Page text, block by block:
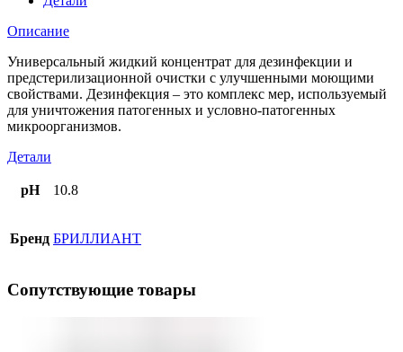
Описание
Универсальный жидкий концентрат для дезинфекции и
предстерилизационной очистки с улучшенными моющими
свойствами. Дезинфекция – это комплекс мер, используемый
для уничтожения патогенных и условно-патогенных
микроорганизмов.
Детали
pH 10.8
Бренд БРИЛЛИАНТ
Сопутствующие товары